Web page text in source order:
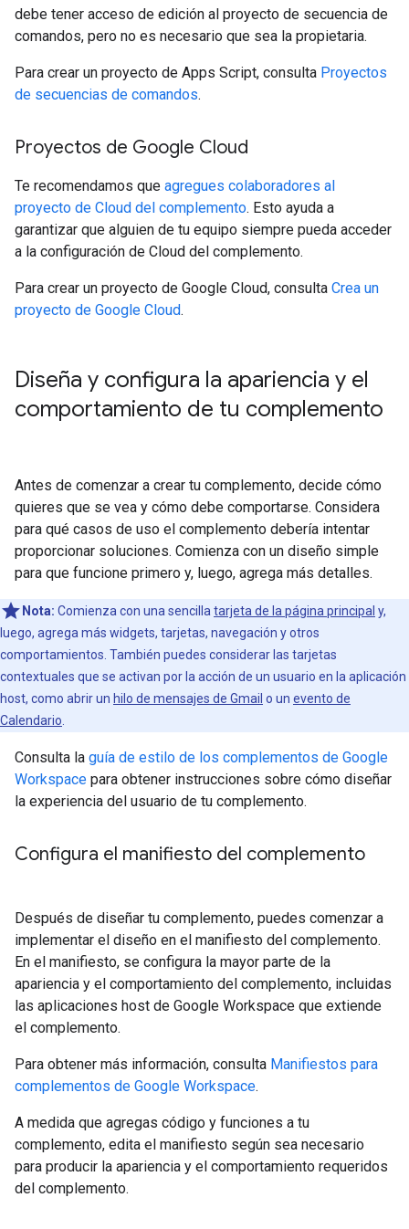
debe tener acceso de edición al proyecto de secuencia de
comandos, pero no es necesario que sea la propietaria.
Para crear un proyecto de Apps Script, consulta Proyectos
de secuencias de comandos.
Proyectos de Google Cloud
Te recomendamos que agregues colaboradores al
proyecto de Cloud del complemento. Esto ayuda a
garantizar que alguien de tu equipo siempre pueda acceder
a la configuración de Cloud del complemento.
Para crear un proyecto de Google Cloud, consulta Crea un
proyecto de Google Cloud.
Diseña y configura la apariencia y el
comportamiento de tu complemento
Antes de comenzar a crear tu complemento, decide cómo
quieres que se vea y cómo debe comportarse. Considera
para qué casos de uso el complemento debería intentar
proporcionar soluciones. Comienza con un diseño simple
para que funcione primero y, luego, agrega más detalles.
Nota: Comienza con una sencilla tarjeta de la página principal y,
luego, agrega más widgets, tarjetas, navegación y otros
comportamientos. También puedes considerar las tarjetas
contextuales que se activan por la acción de un usuario en la aplicación
host, como abrir un hilo de mensajes de Gmail o un evento de
Calendario
Consulta la guía de estilo de los complementos de Google
Workspace para obtener instrucciones sobre cómo diseñar
la experiencia del usuario de tu complemento.
Configura el manifiesto del complemento
Después de diseñar tu complemento, puedes comenzar a
implementar el diseño en el manifiesto del complemento.
En el manifiesto, se configura la mayor parte de la
apariencia y el comportamiento del complemento, incluidas
las aplicaciones host de Google Workspace que extiende
el complemento.
Para obtener más información, consulta Manifiestos para
complementos de Google Workspace.
A medida que agregas código y funciones a tu
complemento, edita el manifiesto según sea necesario
para producir la apariencia y el comportamiento requeridos
del complemento.